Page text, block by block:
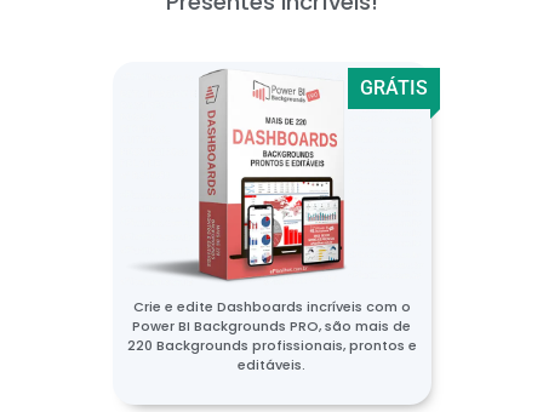
GRÁTIS
Crie e edite Dashboards incríveis com o
Power BI Backgrounds PRO, são mais de
220 Backgrounds profissionais, prontos e
editáveis.